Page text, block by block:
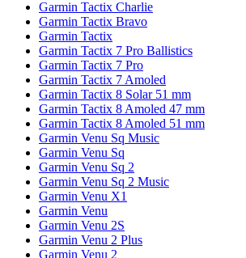
Garmin Tactix Charlie
Garmin Tactix Bravo
Garmin Tactix
Garmin Tactix 7 Pro Ballistics
Garmin Tactix 7 Pro
Garmin Tactix 7 Amoled
Garmin Tactix 8 Solar 51 mm
Garmin Tactix 8 Amoled 47 mm
Garmin Tactix 8 Amoled 51 mm
Garmin Venu Sq Music
Garmin Venu Sq
Garmin Venu Sq 2
Garmin Venu Sq 2 Music
Garmin Venu X1
Garmin Venu
Garmin Venu 2S
Garmin Venu 2 Plus
Garmin Venu 2